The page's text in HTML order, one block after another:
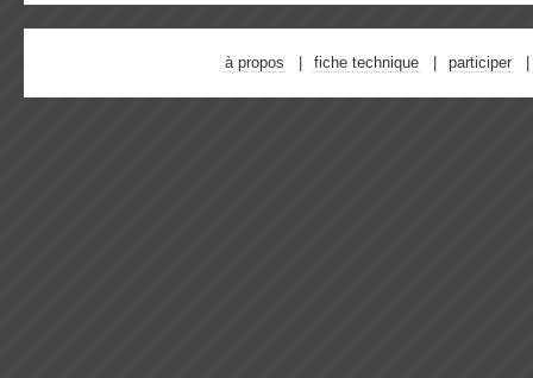
à propos fiche technique participer